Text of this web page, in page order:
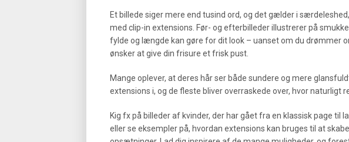
Et billede siger mere end tusind ord, og det gælder i
med clip-in extensions. Før- og efterbilleder illustrerer på
fylde og længde kan gøre for dit look – uanset om du drømmer
ønsker at give din frisure et frisk pust.
Mange oplever, at deres hår ser både sundere og mere
extensions i, og de fleste bliver overraskede over, hvor naturligt
Kig fx på billeder af kvinder, der har gået fra en klassisk page til
eller se eksempler på, hvordan extensions kan bruges til at